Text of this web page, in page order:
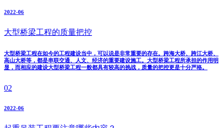
2022-06
大型桥梁工程的质量把控
大型桥梁工程在如今的工程建设当中，可以说是非常重要的存在。跨海大桥、跨江大桥、
高山大桥等，都是串联交通、人文、经济的重要建设施工。大型桥梁工程所承担的作用明
显，而相应的建设大型桥梁工程一般都具有较高的挑战，质量的把控更是十分严格。
02
2022-06